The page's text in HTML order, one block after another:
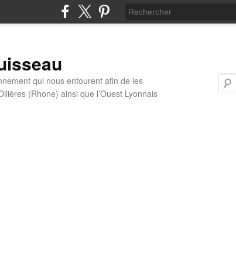
qui nous entourent afin de les
(Rhone) ainsi que l’Ouest Lyonnais